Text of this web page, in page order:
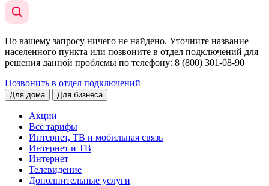
По вашему запросу ничего не найдено. Уточните название
населенного пункта или позвоните в отдел подключений для
решения данной проблемы по телефону: 8 (800) 301-08-90
Позвонить в отдел подключений
Для дома Для бизнеса
Акции
Все тарифы
Интернет, ТВ и мобильная связь
Интернет и ТВ
Интернет
Телевидение
Дополнительные услуги